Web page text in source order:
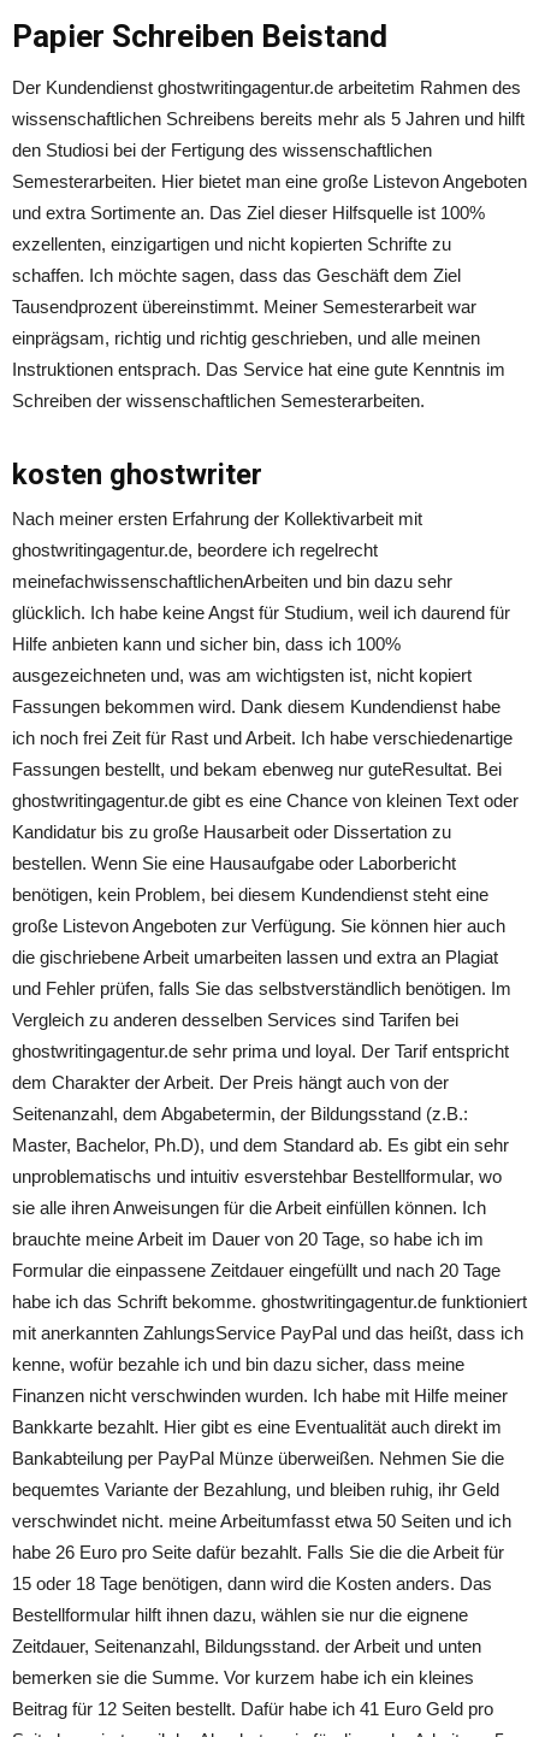
Papier Schreiben Beistand
Der Kundendienst ghostwritingagentur.de arbeitetim Rahmen des
wissenschaftlichen Schreibens bereits mehr als 5 Jahren und hilft
den Studiosi bei der Fertigung des wissenschaftlichen
Semesterarbeiten. Hier bietet man eine große Listevon Angeboten
und extra Sortimente an. Das Ziel dieser Hilfsquelle ist 100%
exzellenten, einzigartigen und nicht kopierten Schrifte zu
schaffen. Ich möchte sagen, dass das Geschäft dem Ziel
Tausendprozent übereinstimmt. Meiner Semesterarbeit war
einprägsam, richtig und richtig geschrieben, und alle meinen
Instruktionen entsprach. Das Service hat eine gute Kenntnis im
Schreiben der wissenschaftlichen Semesterarbeiten.
kosten ghostwriter
Nach meiner ersten Erfahrung der Kollektivarbeit mit
ghostwritingagentur.de, beordere ich regelrecht
meinefachwissenschaftlichenArbeiten und bin dazu sehr
glücklich. Ich habe keine Angst für Studium, weil ich daurend für
Hilfe anbieten kann und sicher bin, dass ich 100%
ausgezeichneten und, was am wichtigsten ist, nicht kopiert
Fassungen bekommen wird. Dank diesem Kundendienst habe
ich noch frei Zeit für Rast und Arbeit. Ich habe verschiedenartige
Fassungen bestellt, und bekam ebenweg nur guteResultat. Bei
ghostwritingagentur.de gibt es eine Chance von kleinen Text oder
Kandidatur bis zu große Hausarbeit oder Dissertation zu
bestellen. Wenn Sie eine Hausaufgabe oder Laborbericht
benötigen, kein Problem, bei diesem Kundendienst steht eine
große Listevon Angeboten zur Verfügung. Sie können hier auch
die gischriebene Arbeit umarbeiten lassen und extra an Plagiat
und Fehler prüfen, falls Sie das selbstverständlich benötigen. Im
Vergleich zu anderen desselben Services sind Tarifen bei
ghostwritingagentur.de sehr prima und loyal. Der Tarif entspricht
dem Charakter der Arbeit. Der Preis hängt auch von der
Seitenanzahl, dem Abgabetermin, der Bildungsstand (z.B.:
Master, Bachelor, Ph.D), und dem Standard ab. Es gibt ein sehr
unproblematischs und intuitiv esverstehbar Bestellformular, wo
sie alle ihren Anweisungen für die Arbeit einfüllen können. Ich
brauchte meine Arbeit im Dauer von 20 Tage, so habe ich im
Formular die einpassene Zeitdauer eingefüllt und nach 20 Tage
habe ich das Schrift bekomme. ghostwritingagentur.de funktioniert
mit anerkannten ZahlungsService PayPal und das heißt, dass ich
kenne, wofür bezahle ich und bin dazu sicher, dass meine
Finanzen nicht verschwinden wurden. Ich habe mit Hilfe meiner
Bankkarte bezahlt. Hier gibt es eine Eventualität auch direkt im
Bankabteilung per PayPal Münze überweißen. Nehmen Sie die
bequemtes Variante der Bezahlung, und bleiben ruhig, ihr Geld
verschwindet nicht. meine Arbeitumfasst etwa 50 Seiten und ich
habe 26 Euro pro Seite dafür bezahlt. Falls Sie die die Arbeit für
15 oder 18 Tage benötigen, dann wird die Kosten anders. Das
Bestellformular hilft ihnen dazu, wählen sie nur die eignene
Zeitdauer, Seitenanzahl, Bildungsstand. der Arbeit und unten
bemerken sie die Summe. Vor kurzem habe ich ein kleines
Beitrag für 12 Seiten bestellt. Dafür habe ich 41 Euro Geld pro